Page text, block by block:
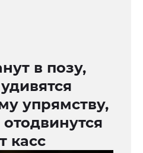
в позу,
упрямству,
касс